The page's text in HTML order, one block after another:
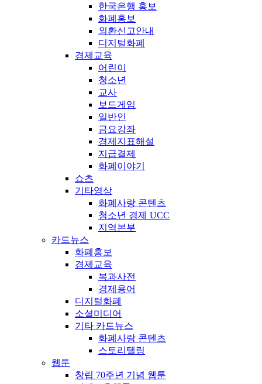
한국은행 홍보
화폐홍보
외환신고안내
디지털화폐
경제교육
어린이
청소년
교사
보드게임
일반인
금요강좌
경제지표해설
지급결제
화폐이야기
쇼츠
기타영상
화폐사랑 콘텐츠
청소년 경제 UCC
지역본부
카드뉴스
화폐홍보
경제교육
복과사전
경제용어
디지털화폐
소셜미디어
기타 카드뉴스
화폐사랑 콘텐츠
스토리텔링
웹툰
창립 70주년 기념 웹툰